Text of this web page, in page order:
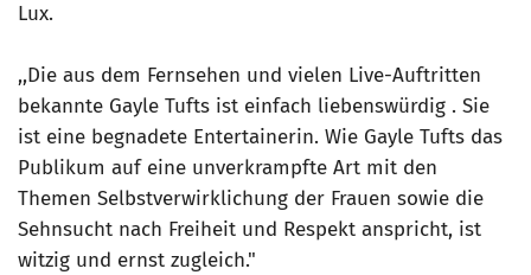
Lux.
,,Die aus dem Fernsehen und vielen Live-Auftritten
bekannte Gayle Tufts ist einfach liebenswürdig . Sie
ist eine begnadete Entertainerin. Wie Gayle Tufts das
Publikum auf eine unverkrampfte Art mit den
Themen Selbstverwirklichung der Frauen sowie die
Sehnsucht nach Freiheit und Respekt anspricht, ist
witzig und ernst zugleich."